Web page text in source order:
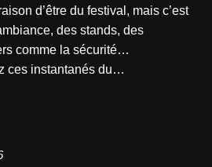
d’être du festival, mais c’est
des stands, des
comme la sécurité…
ces instantanés du…